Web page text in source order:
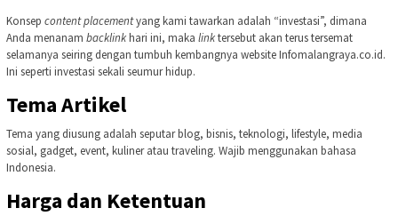
Konsep content placementyang kami tawarkan adalah “investasi”, dimana
Anda menanam backlinkhari ini, maka linktersebut akan terus tersemat
selamanya seiring dengan tumbuh kembangnya website Infomalangraya.co.id.
Ini seperti investasi sekali seumur hidup.
Tema Artikel
Tema yang diusung adalah seputar blog, bisnis, teknologi, lifestyle, media
sosial, gadget, event, kuliner atau traveling. Wajib menggunakan bahasa
Indonesia.
Harga dan Ketentuan